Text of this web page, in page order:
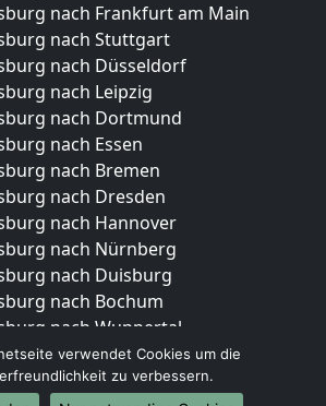
nach Frankfurt am Main
nach Stuttgart
nach Düsseldorf
nach Leipzig
nach Dortmund
nach Essen
nach Bremen
nach Dresden
nach Hannover
nach Nürnberg
nach Duisburg
nach Bochum
nach Wuppertal
nach Bielefeld
nach Bonn
verwendet Cookies um die
zu verbessern.